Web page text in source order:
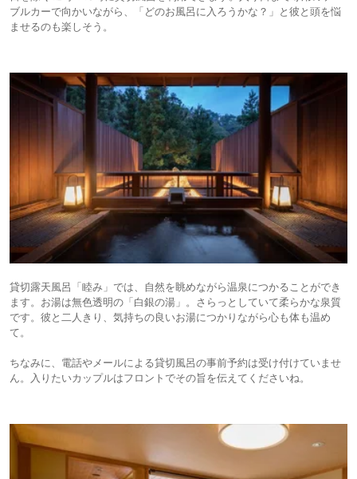
ブルカーで向かいながら、「どのお風呂に入ろうかな？」と彼と頭を悩
ませるのも楽しそう。
貸切露天風呂「睦み」では、自然を眺めながら温泉につかることができ
ます。お湯は無色透明の「白銀の湯」。さらっとしていて柔らかな泉質
です。彼と二人きり、気持ちの良いお湯につかりながら心も体も温め
て。
ちなみに、電話やメールによる貸切風呂の事前予約は受け付けていませ
ん。入りたいカップルはフロントでその旨を伝えてくださいね。